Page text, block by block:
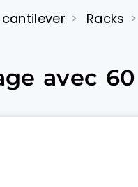
> Racks >
avec